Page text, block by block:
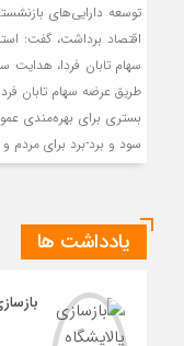
توسعه دارایی‌های
اقتصاد برداشت، گفت:
سهام تابان فردا، هدایت
طریق عرضه سهام تابان
بستری برای بهره‌مندی
سود و برد-برد برای
یادداشت ها